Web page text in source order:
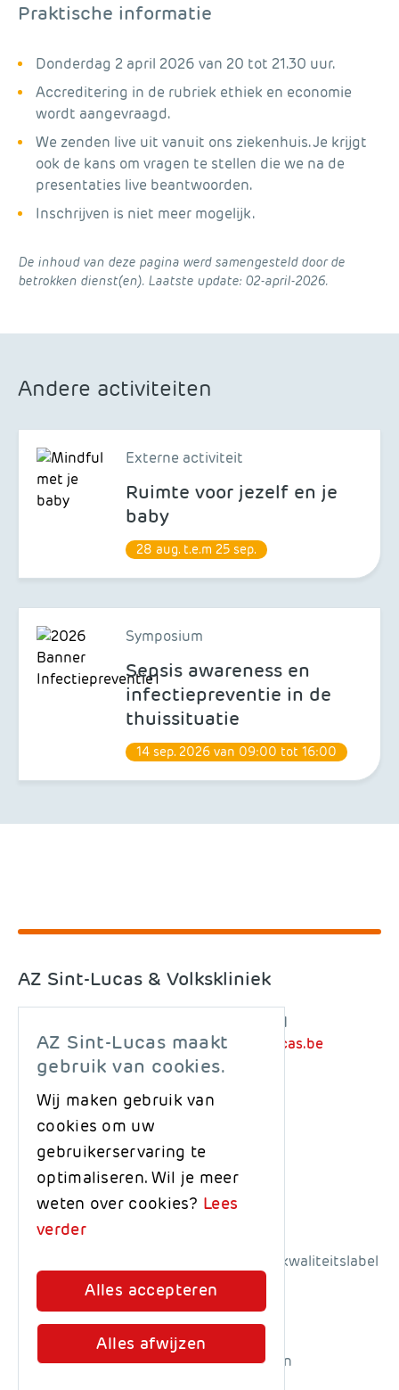
Praktische informatie
Donderdag 2 april 2026 van 20 tot 21.30 uur.
Accreditering in de rubriek ethiek en economie
wordt aangevraagd.
We zenden live uit vanuit ons ziekenhuis. Je krijgt
ook de kans om vragen te stellen die we na de
presentaties live beantwoorden.
Inschrijven is niet meer mogelijk.
De inhoud van deze pagina werd samengesteld door de
betrokken dienst(en). Laatste update: 02-april-2026.
Andere activiteiten
Externe activiteit
Ruimte voor jezelf en je
baby
28 aug. t.e.m 25 sep.
Symposium
Sepsis awareness en
infectiepreventie in de
thuissituatie
14 sep. 2026 van 09:00 tot 16:00
AZ Sint-Lucas & Volkskliniek
9000 Gent
Terhagen
09 224 61 11
info@azstlucas.be
AZ Sint-Lucas behaalde het Qmentum-kwaliteitslabel
van Qualicor Europe
© AZ Sint-Lucas
Privacy- en cookieverklaring
Colofon
AZ Sint-Lucas maakt
gebruik van cookies.
Wij maken gebruik van
cookies om uw
gebruikerservaring te
optimaliseren. Wil je meer
weten over cookies? Lees
verder
Alles accepteren
Alles afwijzen